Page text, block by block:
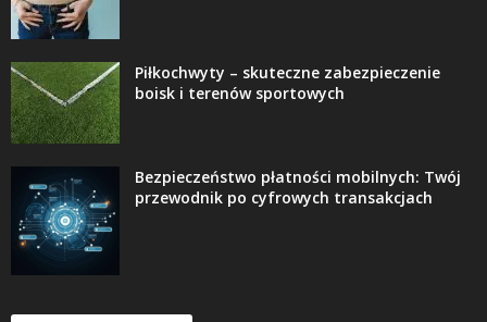
Piłkochwyty – skuteczne zabezpieczenie
boisk i terenów sportowych
Bezpieczeństwo płatności mobilnych: Twój
przewodnik po cyfrowych transakcjach